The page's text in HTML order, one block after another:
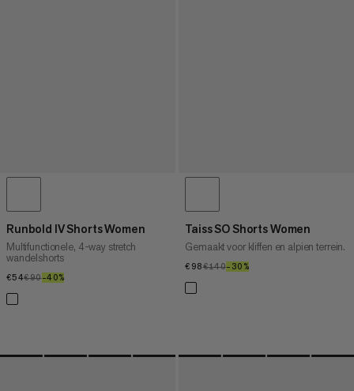
Runbold IV Shorts Women
Multifunctionele, 4-way stretch
wandelshorts
€54€54
€90€90
–40%
Taiss SO Shorts Women
Gemaakt voor kliffen en alpien terrein.
€98€98
€140€140
–30%